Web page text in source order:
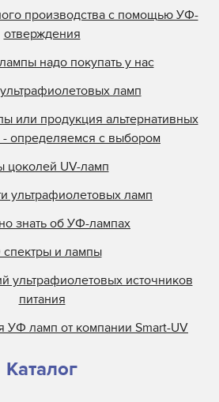
производства с помощью УФ-
отверждения
надо покупать у нас
ламп
или продукция альтернативных
- определяемся с выбором
цоколей UV-ламп
ультрафиолетовых ламп
знать об УФ-лампах
и лампы
ультрафиолетовых источников
питания
УФ ламп от компании Smart-UV
Каталог